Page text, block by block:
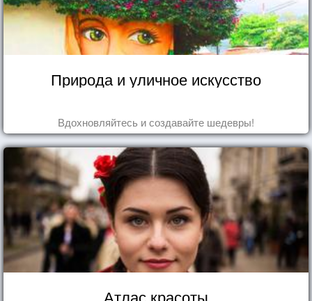
Природа и уличное искусство
Вдохновляйтесь и создавайте шедевры!
Атлас красоты